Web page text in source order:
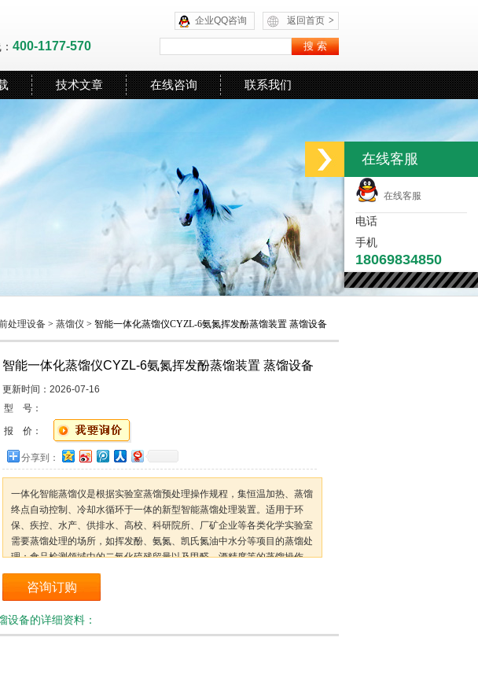
返回首页 >
企业QQ咨询
400-1177-570
技术文章 在线咨询 联系我们
处理设备 > 蒸馏仪 > 智能一体化蒸馏仪CYZL-6氨氮挥发酚蒸馏装置 蒸馏设备
智能一体化蒸馏仪CYZL-6氨氮挥发酚蒸馏装置 蒸馏设备
更新时间：2026-07-16
型 号：
报 价：
分享到：
一体化智能蒸馏仪是根据实验室蒸馏预处理操作规程，集恒温加热、蒸馏
终点自动控制、冷却水循环于一体的新型智能蒸馏处理装置。适用于环
保、疾控、水产、供排水、高校、科研院所、厂矿企业等各类化学实验室
需要蒸馏处理的场所，如挥发酚、氨氮、凯氏氮油中水分等项目的蒸馏处
理；食品检测领域中的二氧化硫残留量以及甲醛、酒精度等的蒸馏操作。
咨询订购
设备的详细资料：
在线客服
在线客服
电话
手机
18069834850